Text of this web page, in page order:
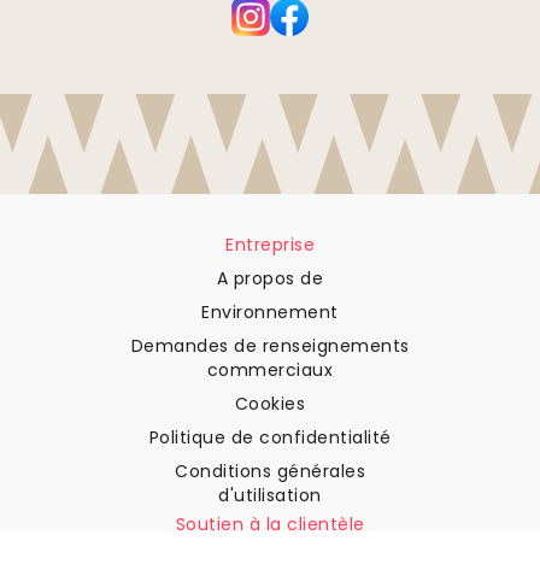
Entreprise
A propos de
Environnement
Demandes de renseignements
commerciaux
Cookies
Politique de confidentialité
Conditions générales
d'utilisation
Soutien à la clientèle